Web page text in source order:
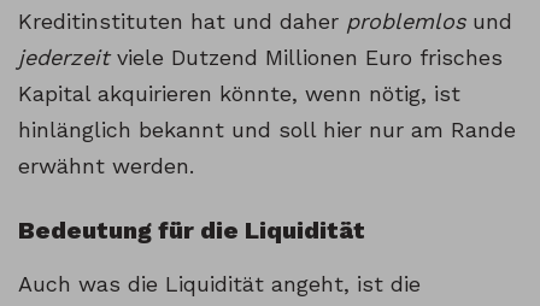
Kreditinstituten hat und daher problemlosund
jederzeitviele Dutzend Millionen Euro frisches
Kapital akquirieren könnte, wenn nötig, ist
hinlänglich bekannt und soll hier nur am Rande
erwähnt werden.
Bedeutung für die Liquidität
Auch was die Liquidität angeht, ist die